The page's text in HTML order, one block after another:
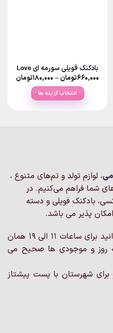
بادکنک فویلی سورمه ای Love
۶۶۰,۰۰۰تومان–۱۸۰,۰۰۰تومانPrice
انتخاب گزینه ها
گزینه
ها
ممکن
است
صفحه
محصول
انتخاب
، لوازم تولد و تم‌های متنوع ،
شما فراهم می‌کنیم. در
بادکنک فویلی و دسته
پذیر می باشد.
اگر داخل تهران هستین ، می توانید برای ساعات 11 الی 19 همان
روز و موجودی ها صحیح می
شهرستان با پست پیشتاز